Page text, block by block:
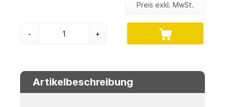
Preis exkl. MwSt.
- +
Artikelbeschreibung